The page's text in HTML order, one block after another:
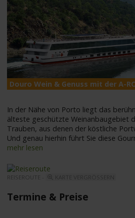
Über uns
Wissen
Suche
Douro Wein & Genuss mit der A-
In der Nähe von Porto liegt das
älteste geschützte Weinanbaugebiet
Trauben, aus denen der köstliche
Und genau hierhin führt Sie diese
mehr lesen
REISEROUTE -
Termine & Preise